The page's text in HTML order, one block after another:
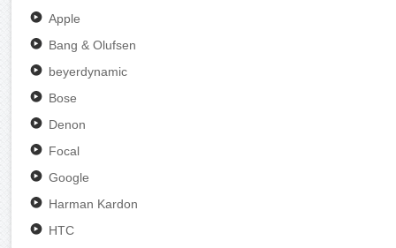
Apple
Bang & Olufsen
beyerdynamic
Bose
Denon
Focal
Google
Harman Kardon
HTC